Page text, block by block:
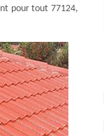
pour tout 77124,